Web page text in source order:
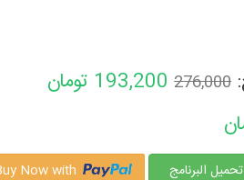
276,000
193,200 تومان
تحميل البرنامج